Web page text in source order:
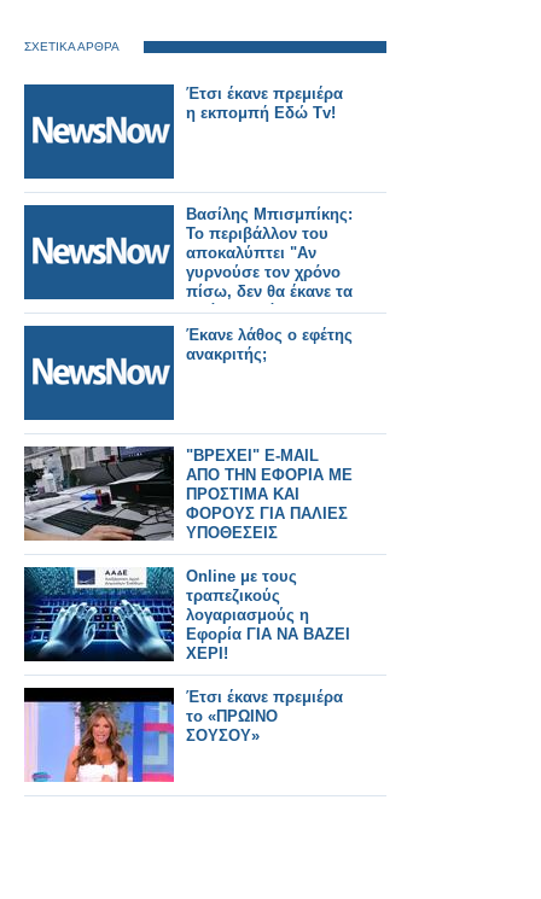
ΣΧΕΤΙΚΑ ΑΡΘΡΑ
Έτσι έκανε πρεμιέρα
η εκπομπή Εδώ Tv!
Βασίλης Μπισμπίκης:
Το περιβάλλον του
αποκαλύπτει "Αν
γυρνούσε τον χρόνο
πίσω, δεν θα έκανε τα
πράγματα όπως τα
έκανε
Έκανε λάθος ο εφέτης
ανακριτής;
"ΒΡΕΧΕΙ" E-MAIL
ΑΠΟ ΤΗΝ ΕΦΟΡΙΑ ΜΕ
ΠΡΟΣΤΙΜΑ ΚΑΙ
ΦΟΡΟΥΣ ΓΙΑ ΠΑΛΙΕΣ
ΥΠΟΘΕΣΕΙΣ
Online με τους
τραπεζικούς
λογαριασμούς η
Εφορία ΓΙΑ ΝΑ ΒΑΖΕΙ
ΧΕΡΙ!
Έτσι έκανε πρεμιέρα
το «ΠΡΩΙΝΟ
ΣΟΥΣΟΥ»